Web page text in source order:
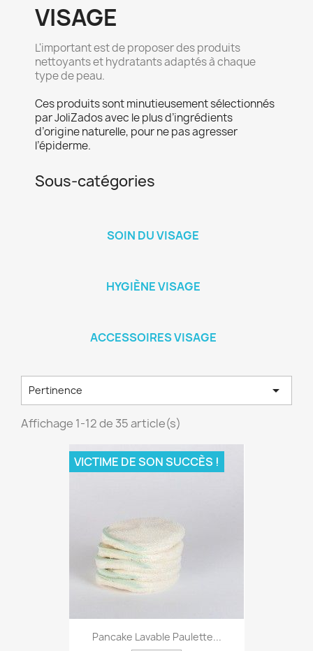
VISAGE
L'important est de proposer des produits
nettoyants et hydratants adaptés à chaque
type de peau.
Ces produits sont minutieusement sélectionnés
par JoliZados avec le plus d’ingrédients
d’origine naturelle, pour ne pas agresser
l’épiderme.
Sous-catégories
SOIN DU VISAGE
HYGIÈNE VISAGE
ACCESSOIRES VISAGE
Pertinence 
Affichage 1-12 de 35 article(s)
Pancake Lavable Paulette...
VICTIME DE SON SUCCÈS !